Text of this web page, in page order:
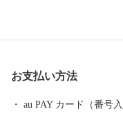
果物を楽しむことができ
野菜を使った、ジュース
仁木町産のぶどうを醸造
お支払い方法
au PAY カード（番号入